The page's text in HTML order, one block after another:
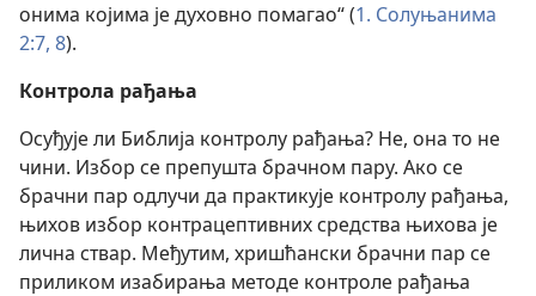
онима којима је духовно помагао“ (1. Солуњанима
2:7, 8).
Контрола рађања
Осуђује ли Библија контролу рађања? Не, она то не
чини. Избор се препушта брачном пару. Ако се
брачни пар одлучи да практикује контролу рађања,
њихов избор контрацептивних средства њихова је
лична ствар. Међутим, хришћански брачни пар се
приликом изабирања методе контроле рађања